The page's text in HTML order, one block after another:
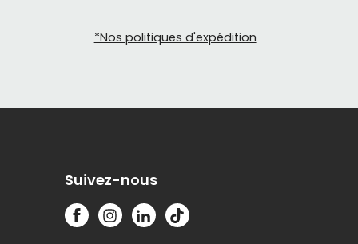
*Nos politiques d'expédition
Suivez-nous